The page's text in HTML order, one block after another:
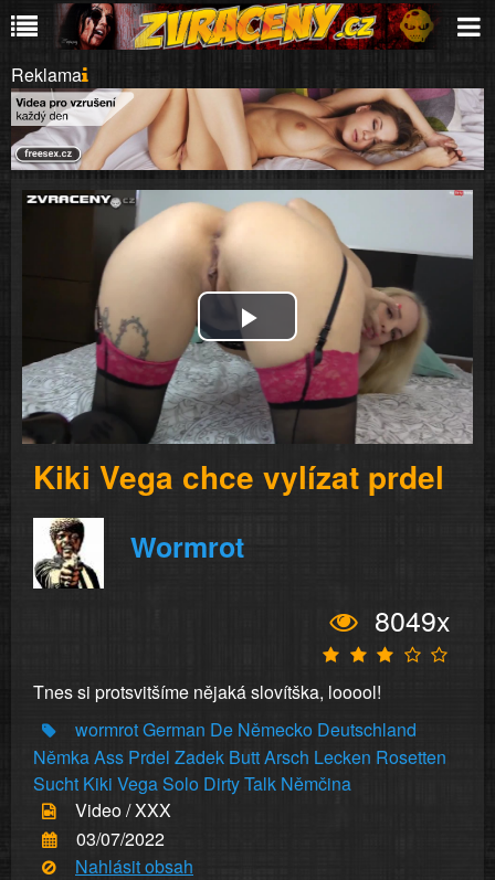
Reklama
Play
Video
Kiki Vega chce vylízat prdel
Wormrot
8049x
Tnes si protsvitšíme nějaká slovítška, looool!
wormrotGerman De Německo Deutschland
NěmkaAss Prdel Zadek ButtArsch Lecken Rosetten
Sucht Kiki VegaSolo DirtyTalk Němčina
Video / XXX
03/07/2022
Nahlásit obsah